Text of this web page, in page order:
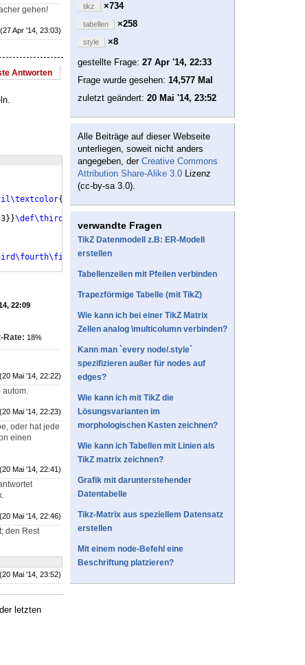
gehen!
(27 Apr '14, 23:03)
Antworten
{
}}\def\third
22:09
Rate: 18%
(20 Mai '14, 22:22)
autom.
(20 Mai '14, 22:23)
oder hat jede
einen
(20 Mai '14, 22:41)
(20 Mai '14, 22:46)
den Rest
(20 Mai '14, 23:52)
letzten
tikz ×734
tabellen ×258
style
×8
gestellte Frage: 27 Apr '14, 22:33
Frage wurde gesehen: 14,577 Mal
zuletzt geändert: 20 Mai '14, 23:52
Alle Beiträge auf dieser Webseite
unterliegen, soweit nicht anders
angegeben, der Creative Commons
Attribution Share-Alike 3.0 Lizenz
(cc-by-sa 3.0).
verwandte Fragen
TikZ Datenmodell z.B: ER-Modell
erstellen
Tabellenzeilen mit Pfeilen verbinden
Trapezförmige Tabelle (mit TikZ)
Wie kann ich bei einer TikZ Matrix
Zellen analog \multicolumn verbinden?
Kann man `every node/.style`
spezifizieren außer für nodes auf
edges?
Wie kann ich mit TikZ die
Lösungsvarianten im
morphologischen Kasten zeichnen?
Wie kann ich Tabellen mit Linien als
TikZ matrix zeichnen?
Grafik mit darunterstehender
Datentabelle
Tikz-Matrix aus speziellem Datensatz
erstellen
Mit einem node-Befehl eine
Beschriftung platzieren?